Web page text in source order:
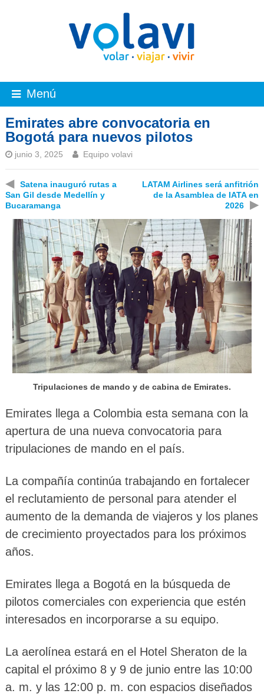
Menú
Emirates abre convocatoria en
Bogotá para nuevos pilotos
junio 3, 2025 Equipo volavi
◀
Satena inauguró rutas a
San Gil desde Medellín y
Bucaramanga
LATAM Airlines será anfitrión
de la Asamblea de IATA en
2026
▶
Tripulaciones de mando y de cabina de Emirates.
Emirates llega a Colombia esta semana con la
apertura de una nueva convocatoria para
tripulaciones de mando en el país.
La compañía continúa trabajando en fortalecer
el reclutamiento de personal para atender el
aumento de la demanda de viajeros y los planes
de crecimiento proyectados para los próximos
años.
Emirates llega a Bogotá en la búsqueda de
pilotos comerciales con experiencia que estén
interesados en incorporarse a su equipo.
La aerolínea estará en el Hotel Sheraton de la
capital el próximo 8 y 9 de junio entre las 10:00
a. m. y las 12:00 p. m. con espacios diseñados